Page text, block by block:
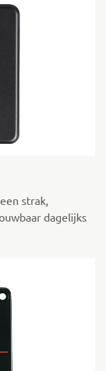
strak,
dagelijks